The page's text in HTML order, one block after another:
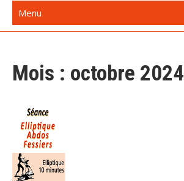
Menu
Mois : octobre 2024